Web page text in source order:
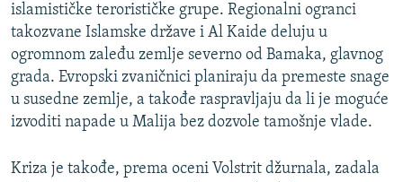
islamističke terorističke grupe. Regionalni ogranci
takozvane Islamske države i Al Kaide deluju u
ogromnom zaleđu zemlje severno od Bamaka, glavnog
grada. Evropski zvaničnici planiraju da premeste snage
u susedne zemlje, a takođe raspravljaju da li je moguće
izvoditi napade u Malija bez dozvole tamošnje vlade.
Kriza je takođe, prema oceni Volstrit džurnala, zadala